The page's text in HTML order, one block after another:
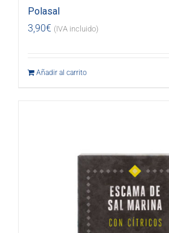
Polasal
3,90€ (IVA incluido)
Añadir al carrito